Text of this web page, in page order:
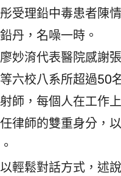
受理鉛中毒患者陳
丹，名噪一時。
妙淯代表醫院感謝
六校八系所超過50
師，每個人在工作
律師的雙重身分，
輕鬆對話方式，述